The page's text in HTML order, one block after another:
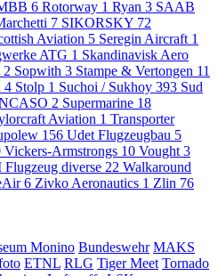
6 Rotorway 1 Ryan 3 SAAB
7 SIKORSKY 72
Aviation 5 Seregin Aircraft 1
ATG 1 Skandinavisk Aero
2 Sopwith 3 Stampe & Vertongen 11
4 Stolp 1 Suchoi / Sukhoy 393 Sud
2 Supermarine 18
Aviation 1 Transporter
156 Udet Flugzeugbau 5
Vickers-Armstrongs 10 Vought 3
diverse 22 Walkaround
6 Zivko Aeronautics 1 Zlin 76
Monino Bundeswehr MAKS
ETNL RLG Tiger Meet Tornado